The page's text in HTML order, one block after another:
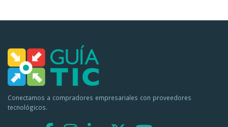
Conectamos a compradores empresariales con proveedores
tecnológicos.